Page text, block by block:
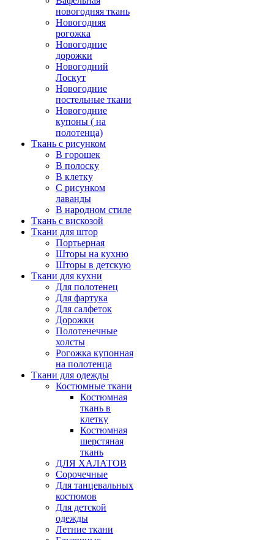
новогодняя ткань
Новогодняя
рогожка
Новогодние
дорожки
Новогодний
Лоскут
Новогодние
постельные ткани
Новогодние
купоны ( на
полотенца)
Ткань с рисунком
В горошек
В полоску
В клетку
С рисунком
лаванды
В народном стиле
Ткань с вискозой
Ткани для штор
Портьерная
Шторы на кухню
Шторы в детскую
Ткани для кухни
Для полотенец
Для фартука
Для салфеток
Дорожки
Полотенечные
холсты
Рогожка купонная
на полотенца
Ткани для одежды
Костюмные ткани
Костюмная
ткань в
клетку
Костюмная
шерстяная
ткань
ДЛЯ ХАЛАТОВ
Сорочечные
Для танцевальных
костюмов
Для детской
одежды
Летние ткани